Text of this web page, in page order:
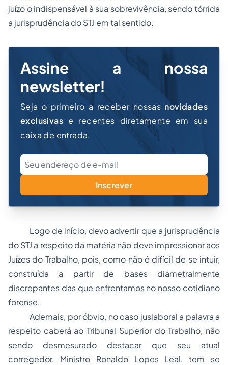
juízo o indispensável à sua sobrevivência, sendo tórrida
a jurisprudência do STJ em tal sentido.
Assine a nossa
newsletter!
Seja o primeiro a receber nossas novidades
exclusivas e recentes diretamente em sua
caixa de entrada.
Inscrever
Logo de início, devo advertir que a jurisprudência
do STJ a respeito da matéria não deve impressionar aos
Juízes do Trabalho, pois, como não é difícil de se intuir,
construída a partir de bases diametralmente
discrepantes das que enfrentamos no nosso cotidiano
forense.
Ademais, por óbvio, no caso juslaboral a palavra a
respeito caberá ao Tribunal Superior do Trabalho, não
sendo desmesurado destacar que seu atual
corregedor, Ministro Ronaldo Lopes Leal, tem se